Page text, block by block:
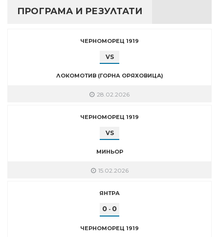
ПРОГРАМА И РЕЗУЛТАТИ
ЧЕРНОМОРЕЦ 1919
VS
ЛОКОМОТИВ (ГОРНА ОРЯХОВИЦА)
28.02.2026
ЧЕРНОМОРЕЦ 1919
VS
МИНЬОР
15.02.2026
ЯНТРА
0 - 0
ЧЕРНОМОРЕЦ 1919